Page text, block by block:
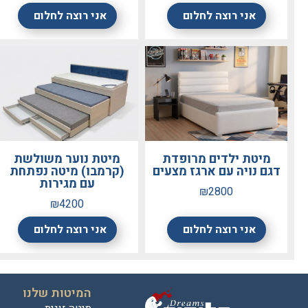
אני רוצה לחלום אני רוצה לחלום
מיטת ילדים מרופדת
דגם נויה עם ארגז מצעים
₪2800
אני רוצה לחלום
מיטת נוער משולשת
(קרמבו) מיטה נפתחת
עם מגירות
₪4200
אני רוצה לחלום
המיטות שלנו